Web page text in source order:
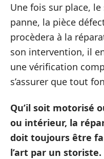
Une fois sur place,
panne, la pièce
procèdera à la
son intervention, il
une vérification
s’assurer que tout
Qu’il soit motorisé
ou intérieur, la
doit toujours être
l’art par un